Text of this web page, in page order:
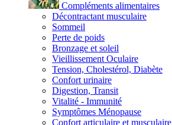
Compléments alimentaires
Décontractant musculaire
Sommeil
Perte de poids
Bronzage et soleil
Vieillissement Oculaire
Tension, Cholestérol, Diabète
Confort urinaire
Digestion, Transit
Vitalité - Immunité
Symptômes Ménopause
Confort articulaire et musculaire